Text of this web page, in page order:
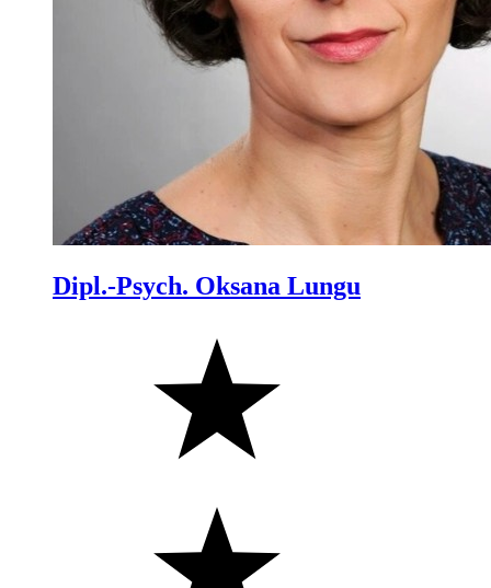
Dipl.-Psych. Oksana Lungu